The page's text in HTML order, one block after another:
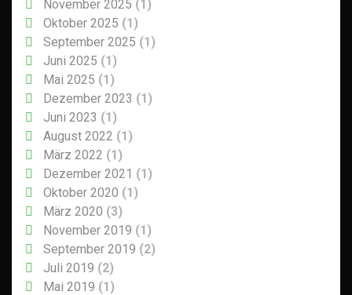
November 2025 (1)
Oktober 2025 (1)
September 2025 (1)
Juni 2025 (1)
Mai 2025 (1)
Dezember 2023 (1)
Juni 2023 (1)
August 2022 (1)
März 2022 (1)
Dezember 2021 (1)
Oktober 2020 (1)
März 2020 (3)
November 2019 (1)
September 2019 (2)
Juli 2019 (2)
Mai 2019 (1)